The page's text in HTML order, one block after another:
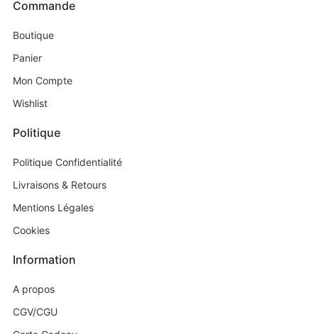
Commande
Boutique
Panier
Mon Compte
Wishlist
Politique
Politique Confidentialité
Livraisons & Retours
Mentions Légales
Cookies
Information
A propos
CGV/CGU